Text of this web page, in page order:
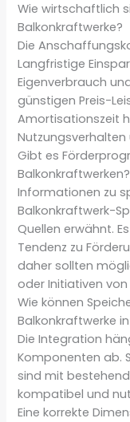
Wie wirtschaftlich
Balkonkraftwerke?
Die
Langfristige
Eigenverbrauch
günstigen Preis-
Amortisationszeit
Gibt es
Balkonkraftwerken?
Informationen zu
Balkonkraftwerk-
Quellen erwähnt.
Tendenz zu
daher sollten
oder Initiativen
Wie können
Balkonkraftwerke
Die Integration
Komponenten ab.
sind mit
kompatibel und
Eine korrekte